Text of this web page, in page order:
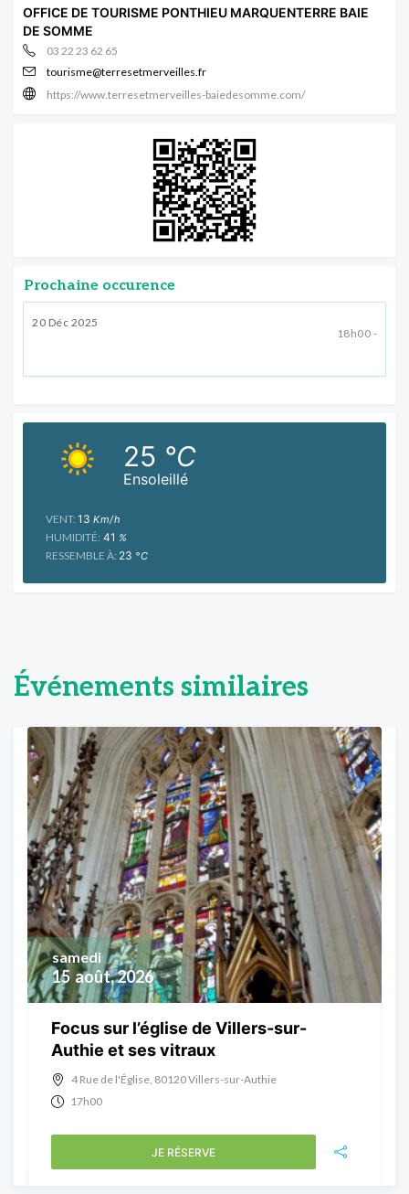
OFFICE DE TOURISME PONTHIEU MARQUENTERRE BAIE
DE SOMME
03 22 23 62 65
tourisme@terresetmerveilles.fr
https://www.terresetmerveilles-baiedesomme.com/
Prochaine occurence
20 Déc 2025
18h00 -
Ensoleillé
25 °C
VENT: 13 Km/h
HUMIDITÉ: 41 %
RESSEMBLE À: 23 °C
Événements similaires
15 août, 2026
samedi
Focus sur l’église de Villers-sur-
Authie et ses vitraux
4 Rue de l'Église, 80120 Villers-sur-Authie
17h00
JE RÉSERVE